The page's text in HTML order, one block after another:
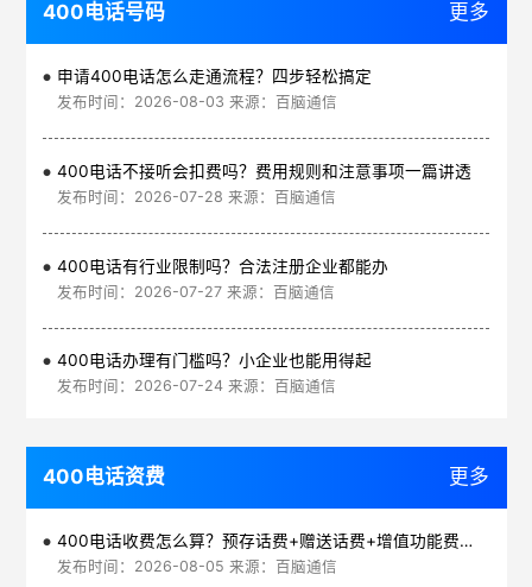
400电话号码 更多
申请400电话怎么走通流程？四步轻松搞定
发布时间：2026-08-03 来源：百脑通信
400电话不接听会扣费吗？费用规则和注意事项一篇讲透
发布时间：2026-07-28 来源：百脑通信
400电话有行业限制吗？合法注册企业都能办
发布时间：2026-07-27 来源：百脑通信
400电话办理有门槛吗？小企业也能用得起
发布时间：2026-07-24 来源：百脑通信
400电话资费 更多
400电话收费怎么算？预存话费+赠送话费+增值功能费透明实惠
发布时间：2026-08-05 来源：百脑通信